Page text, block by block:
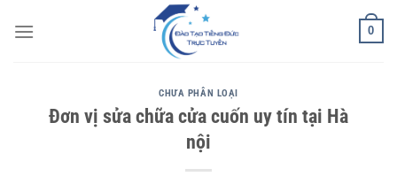
qua
0
CHƯA PHÂN LOẠI
Đơn vị sửa chữa cửa cuốn uy tín tại Hà
nội